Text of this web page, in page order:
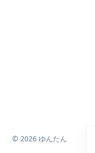
© 2026 ゆんたん